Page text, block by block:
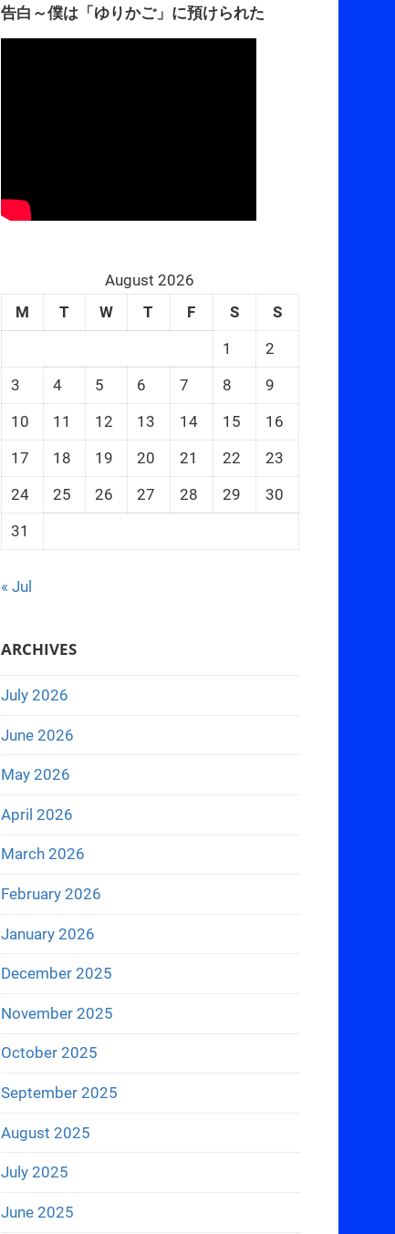
告白～僕は「ゆりかご」に預けられた
August 2026
M
T W T F S
S
1
2
3
4 5 6 7 8
9
10
11 12 13 14 15
16
17
18 19 20 21 22
23
24
25 26 27 28 29
30
31
« Jul
ARCHIVES
July 2026
June 2026
May 2026
April 2026
March 2026
February 2026
January 2026
December 2025
November 2025
October 2025
September 2025
August 2025
July 2025
June 2025